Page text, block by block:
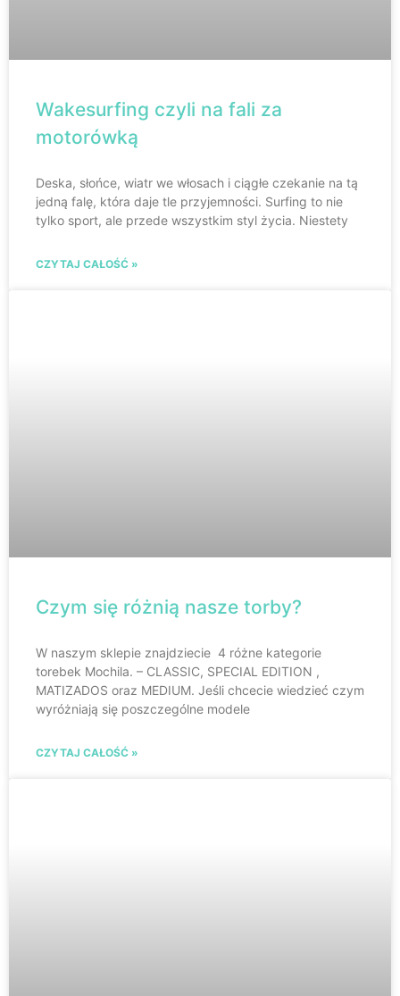
Wakesurfing czyli na fali za
motorówką
Deska, słońce, wiatr we włosach i ciągłe czekanie na tą
jedną falę, która daje tle przyjemności. Surfing to nie
tylko sport, ale przede wszystkim styl życia. Niestety
CZYTAJ CAŁOŚĆ »
Czym się różnią nasze torby?​
W naszym sklepie znajdziecie 4 różne kategorie
torebek Mochila. – CLASSIC, SPECIAL EDITION ,
MATIZADOS oraz MEDIUM. Jeśli chcecie wiedzieć czym
wyróżniają się poszczególne modele
CZYTAJ CAŁOŚĆ »